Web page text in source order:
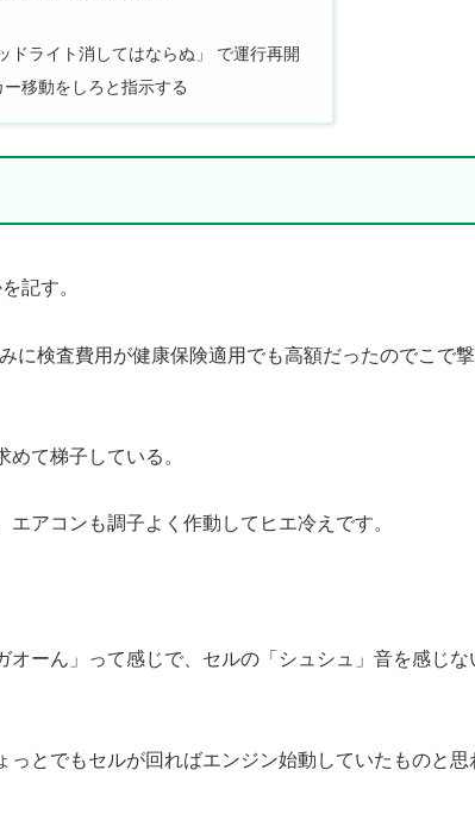
ドライト消してはならぬ」 で運行再開
移動をしろと指示する
記す。
に検査費用が健康保険適用でも高額だったのでこで
て梯子している。
アコンも調子よく作動してヒエ冷えです。
ーん」って感じで、セルの「シュシュ」音を感じな
とでもセルが回ればエンジン始動していたものと思